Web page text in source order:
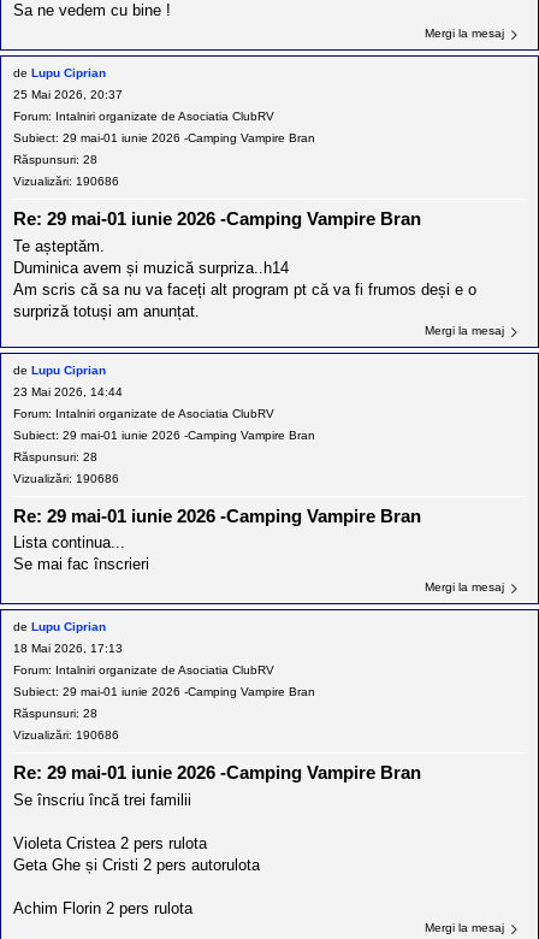
Sa ne vedem cu bine !
Mergi la mesaj
de Lupu Ciprian
25 Mai 2026, 20:37
Forum:
Intalniri organizate de Asociatia ClubRV
Subiect: 29 mai-01 iunie 2026 -Camping Vampire Bran
Răspunsuri: 28
Vizualizări: 190686
Re: 29 mai-01 iunie 2026 -Camping Vampire Bran
Te așteptăm.
Duminica avem și muzică surpriza..h14
Am scris că sa nu va faceți alt program pt că va fi frumos deși e o
surpriză totuși am anunțat.
Mergi la mesaj
de Lupu Ciprian
23 Mai 2026, 14:44
Forum: Intalniri organizate de Asociatia ClubRV
Subiect: 29 mai-01 iunie 2026 -Camping Vampire Bran
Răspunsuri: 28
Vizualizări: 190686
Re: 29 mai-01 iunie 2026 -Camping Vampire Bran
Lista continua...
Se mai fac înscrieri
Mergi la mesaj
de Lupu Ciprian
18 Mai 2026, 17:13
Forum:
Intalniri organizate de Asociatia ClubRV
Subiect: 29 mai-01 iunie 2026 -Camping Vampire Bran
Răspunsuri: 28
Vizualizări: 190686
Re: 29 mai-01 iunie 2026 -Camping Vampire Bran
Se înscriu încă trei familii
Violeta Cristea 2 pers rulota
Geta Ghe și Cristi 2 pers autorulota
Achim Florin 2 pers rulota
Mergi la mesaj